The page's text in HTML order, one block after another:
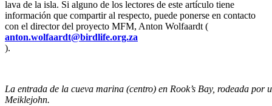
lava de la isla. Si alguno de los lectores de este artículo tiene
información que compartir al respecto, puede ponerse en contacto
con el director del proyecto MFM, Anton Wolfaardt (
anton.wolfaardt@birdlife.org.za
).
La entrada de la cueva marina (centro) en Rook’s Bay, rodeada
Meiklejohn.